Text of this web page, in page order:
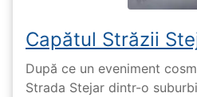
Capătul Străzii
După ce un eveniment
Strada Stejar dintr-o